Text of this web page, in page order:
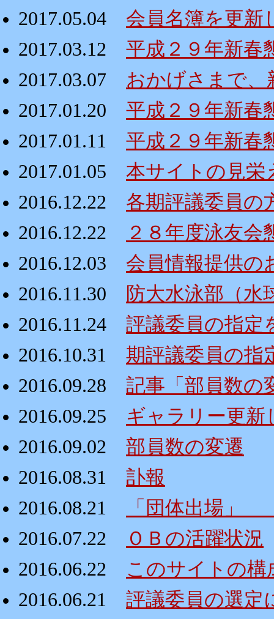
2017.05.04
会員名簿を更新
2017.03.12
平成２９年新春
2017.03.07
おかげさまで、
2017.01.20
平成２９年新春
2017.01.11
平成２９年新春
2017.01.05
本サイトの見栄
2016.12.22
各期評議委員の
2016.12.22
２８年度泳友会
2016.12.03
会員情報提供の
2016.11.30
防大水泳部（水
2016.11.24
評議委員の指定
2016.10.31
期評議委員の指
2016.09.28
記事「部員数の
2016.09.25
ギャラリー更新
2016.09.02
部員数の変遷
2016.08.31
訃報
2016.08.21
「団体出場
2016.07.22
ＯＢの活躍状況
2016.06.22
このサイトの構
2016.06.21
評議委員の選定